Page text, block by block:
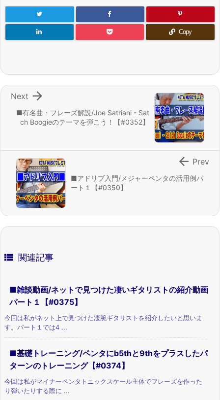
Copy
■有名曲・フレーズ解説/Joe Satriani - Sat
ch Boogieのテーマを弾こう！【#0352】

Next
■アドリブ入門/メジャーペンタの活用例パ
ート１【#0350】
 Prev
 関連記事
■雑談動画/ネットで見つけた凄いギタリストの紹介動画
パート１【#0375】
今回は私がネット上で見つけた凄腕ギタリストを紹介したいと思いま
す。パート１では4 ...
■基礎トレーニング/ペンタにb5thと9thをプラスしたパ
ターンのトレーニング【#0374】
今回は私がマイナーペンタトニックスケール主体でフレーズを作った
り弾いたりする際に ...